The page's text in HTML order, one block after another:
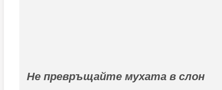
Не превръщайте мухата в слон